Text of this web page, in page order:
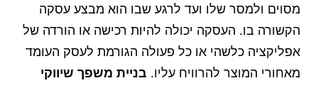
מסוים ולמסר שלו ועד לרגע שבו הוא מבצע עסקה
הקשורה בו. העסקה יכולה להיות רכישה או הורדה של
אפליקציה כלשהי או כל פעולה הגורמת לעסק העומד
מאחורי המוצר להרוויח עליו. בניית משפך שיווקי